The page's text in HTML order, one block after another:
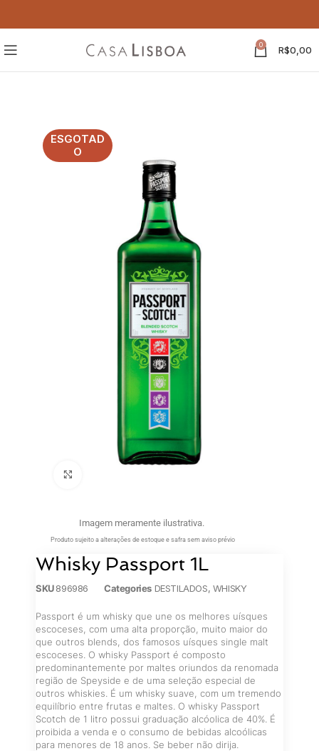
0 R$0,00
ESGOTAD
O
Imagem meramente ilustrativa.
Produto sujeito a alterações de estoque e safra sem aviso prévio
Whisky Passport 1L
SKU896986 Categories DESTILADOS, WHISKY
Passport é um whisky que une os melhores uísques
escoceses, com uma alta proporção, muito maior do
que outros blends, dos famosos uísques single malt
escoceses. O whisky Passport é composto
predominantemente por maltes oriundos da renomada
região de Speyside e de uma seleção especial de
outros whiskies. É um whisky suave, com um tremendo
equilíbrio entre frutas e maltes. O whisky Passport
Scotch de 1 litro possui graduação alcóolica de 40%. É
proibida a venda e o consumo de bebidas alcoólicas
para menores de 18 anos. Se beber não dirija.